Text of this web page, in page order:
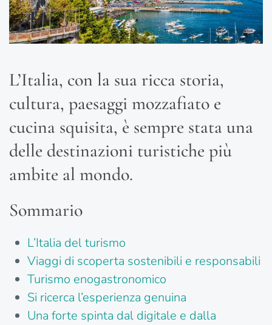
L’Italia, con la sua ricca storia,
cultura, paesaggi mozzafiato e
cucina squisita, è sempre stata una
delle destinazioni turistiche più
ambite al mondo.
Sommario
L’Italia del turismo
Viaggi di scoperta sostenibili e responsabili
Turismo enogastronomico
Si ricerca l’esperienza genuina
Una forte spinta dal digitale e dalla